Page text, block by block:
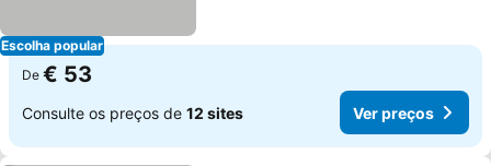
Escolha popular
De € 53
Consulte os preços de 12 sites Ver preços